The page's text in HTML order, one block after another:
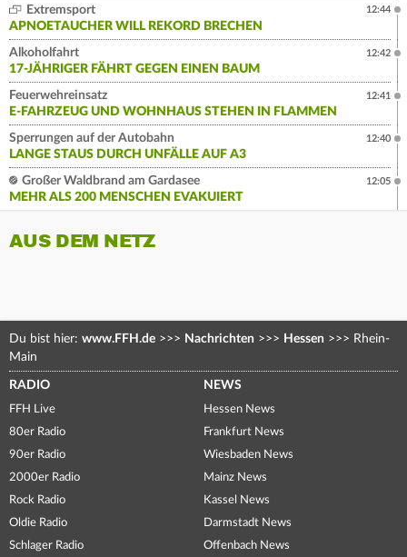
Extremsport
APNOETAUCHER WILL REKORD BRECHEN
12:44
Alkoholfahrt
17-JÄHRIGER FÄHRT GEGEN EINEN BAUM
12:42
Feuerwehreinsatz
E-FAHRZEUG UND WOHNHAUS STEHEN IN FLAMMEN
12:41
Sperrungen auf der Autobahn
LANGE STAUS DURCH UNFÄLLE AUF A3
12:40
Großer Waldbrand am Gardasee
MEHR ALS 200 MENSCHEN EVAKUIERT
12:05
AUS DEM NETZ
Du bist hier: www.FFH.de >>> Nachrichten >>> Hessen >>> Rhein-
Main
RADIO
FFH Live
80er Radio
90er Radio
2000er Radio
Rock Radio
Oldie Radio
Schlager Radio
NEWS
Hessen News
Frankfurt News
Wiesbaden News
Mainz News
Kassel News
Darmstadt News
Offenbach News